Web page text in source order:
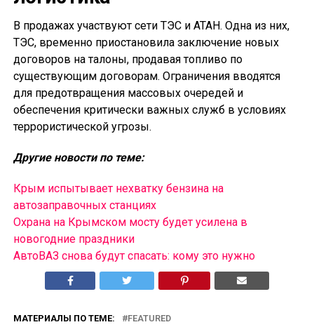
В продажах участвуют сети ТЭС и АТАН. Одна из них,
ТЭС, временно приостановила заключение новых
договоров на талоны, продавая топливо по
существующим договорам. Ограничения вводятся
для предотвращения массовых очередей и
обеспечения критически важных служб в условиях
террористической угрозы.
Другие новости по теме:
Крым испытывает нехватку бензина на
автозаправочных станциях
Охрана на Крымском мосту будет усилена в
новогодние праздники
АвтоВАЗ снова будут спасать: кому это нужно
МАТЕРИАЛЫ ПО ТЕМЕ: FEATURED